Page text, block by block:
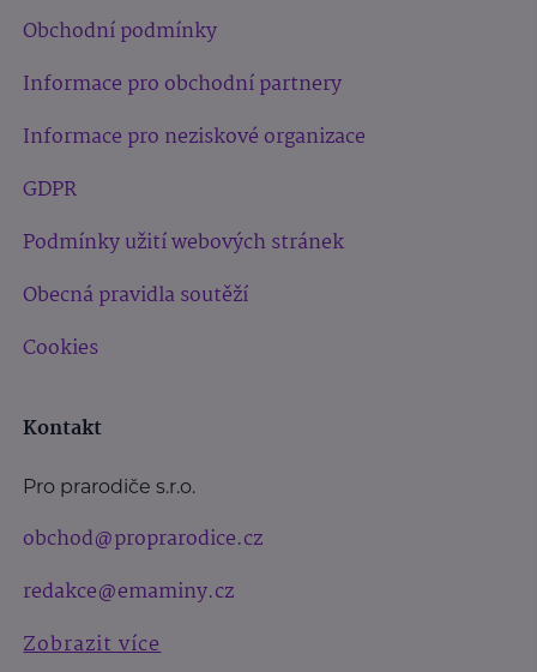
Obchodní podmínky
Informace pro obchodní partnery
Informace pro neziskové organizace
GDPR
Podmínky užití webových stránek
Obecná pravidla soutěží
Cookies
Kontakt
Pro prarodiče s.r.o.
obchod@proprarodice.cz
redakce@emaminy.cz
Zobrazit více